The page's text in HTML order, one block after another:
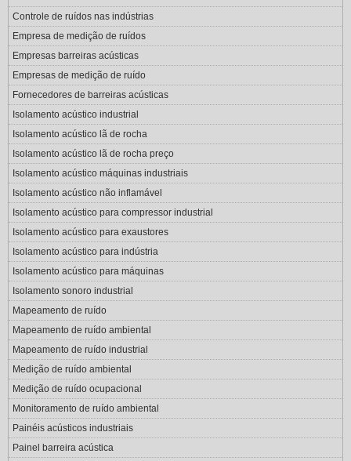
Controle de ruídos nas indústrias
Empresa de medição de ruídos
Empresas barreiras acústicas
Empresas de medição de ruído
Fornecedores de barreiras acústicas
Isolamento acústico industrial
Isolamento acústico lã de rocha
Isolamento acústico lã de rocha preço
Isolamento acústico máquinas industriais
Isolamento acústico não inflamável
Isolamento acústico para compressor industrial
Isolamento acústico para exaustores
Isolamento acústico para indústria
Isolamento acústico para máquinas
Isolamento sonoro industrial
Mapeamento de ruído
Mapeamento de ruído ambiental
Mapeamento de ruído industrial
Medição de ruído ambiental
Medição de ruído ocupacional
Monitoramento de ruído ambiental
Painéis acústicos industriais
Painel barreira acústica